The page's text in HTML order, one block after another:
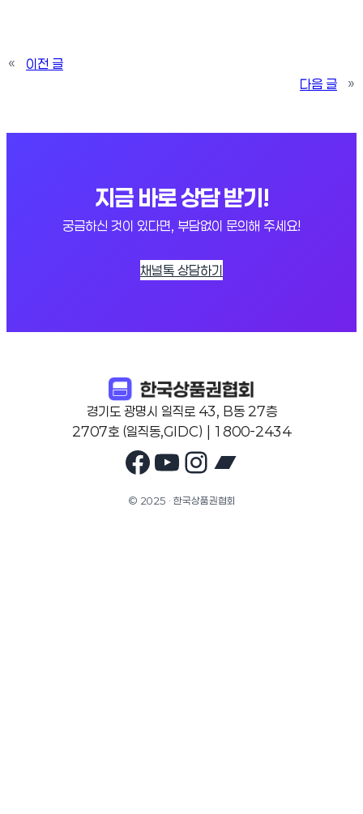
«
이전 글
다음 글
»
지금 바로 상담 받기!
궁금하신 것이 있다면, 부담없이 문의해 주세요!
채널톡 상담하기
경기도 광명시 일직로 43, B동 27층
2707호 (일직동,GIDC) | 1800-2434
Facebook
YouTube
Instagram
© 2025 · 한국상품권협회